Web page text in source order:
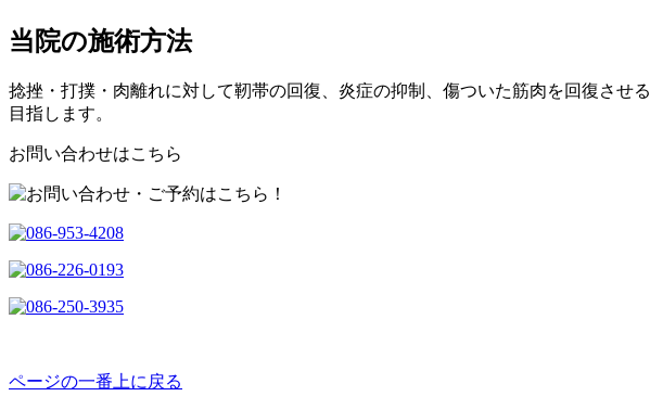
当院の施術方法
捻挫・打撲・肉離れに対して靭帯の回復、炎症の抑制、傷ついた筋肉を回復さ
目指します。
お問い合わせはこちら
ページの一番上に戻る